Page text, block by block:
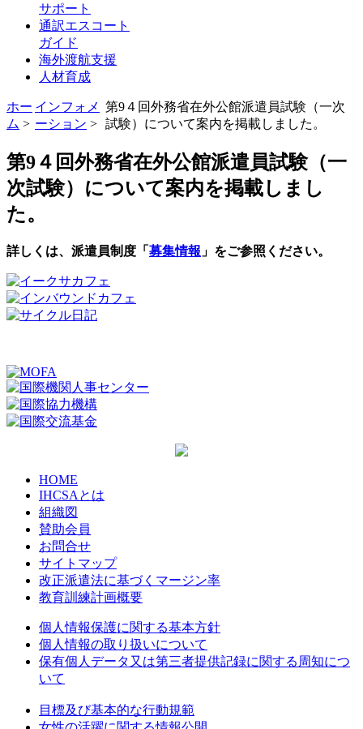
サポート
通訳エスコート
ガイド
海外渡航支援
人材育成
ホー
ム >
インフォメ
ーション >
第9４回外務省在外公館派遣員試験（一次
試験）について案内を掲載しました。
第9４回外務省在外公館派遣員試験（一
次試験）について案内を掲載しまし
た。
詳しくは、派遣員制度「 募集情報 」をご参照ください。
HOME
IHCSAとは
組織図
賛助会員
お問合せ
サイトマップ
改正派遣法に基づくマージン率
教育訓練計画概要
個人情報保護に関する基本方針
個人情報の取り扱いについて
保有個人データ又は第三者提供記録に関する周知につ
いて
目標及び基本的な行動規範